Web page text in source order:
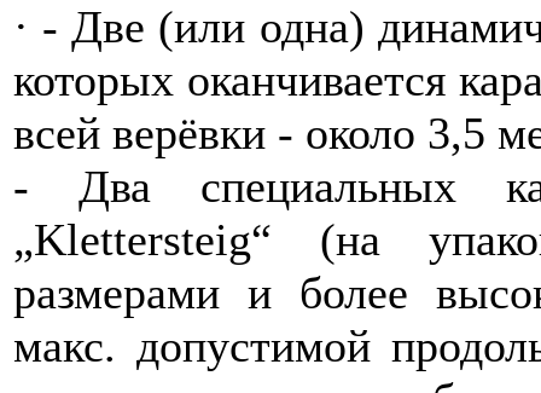
· - Две (или одна)
которых оканчивается
всей верёвки - около 3,5
- Два специальных
„Klettersteig“ (на
размерами и более
макс. допустимой